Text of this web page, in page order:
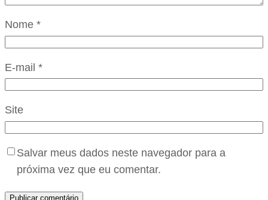
Nome *
E-mail *
Site
Salvar meus dados neste navegador para a
próxima vez que eu comentar.